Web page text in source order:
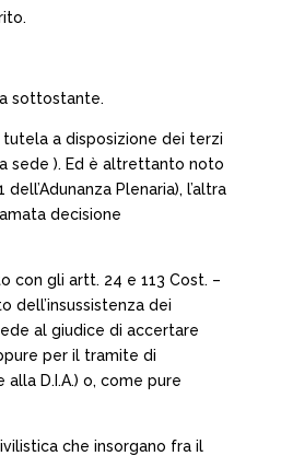
sottostante.
a disposizione dei terzi
sede ). Ed è altrettanto noto
Plenaria), l’altra
decisione
con gli artt. 24 e 113 Cost. –
dell’insussistenza dei
al giudice di accertare
per il tramite di
D.I.A.) o, come pure
che insorgano fra il